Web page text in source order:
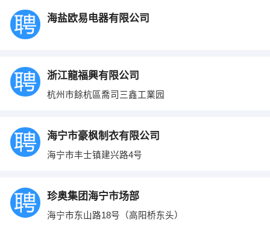
海盐欧易电器有限公司
浙江龍福興有限公司
杭州市餘杭區喬司三鑫工業园
海宁市豪枫制衣有限公司
海宁市丰士镇建兴路4号
珍奥集团海宁市场部
海宁市东山路18号（高阳桥东头）